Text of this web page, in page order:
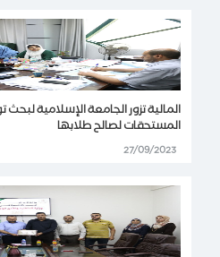
المالية تزور الجامعة الإسلامية
المستحقات لصالح طلابها
27/09/2023